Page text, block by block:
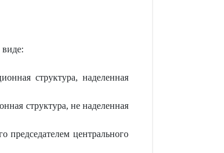
структура, наделенная
структура, не наделенная
председателем центрального